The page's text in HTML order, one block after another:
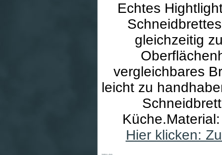
Echtes
gleichzeitig
vergleichbares
leicht zu
Hier klicken: